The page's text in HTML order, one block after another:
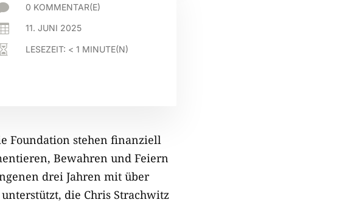
0 KOMMENTAR(E)
11. JUNI 2025
 LESEZEIT: < 1 MINUTE(N)
Foundation stehen finanziell
Bewahren und Feiern
drei Jahren mit über
die Chris Strachwitz